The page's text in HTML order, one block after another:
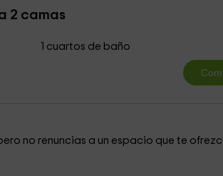
2 camas
1 cuartos de baño
no renuncias a un espacio que te